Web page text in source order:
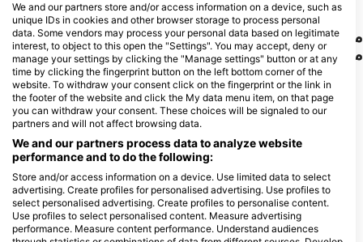
مراکز غواصی که از این سایت غواصی پذیرایی
می‌کنند
Ocean Dreams Tenerife
Calle El Coronel 8, 38650 Los
BARBARIAN DIVING
Avenida Juan Carlos I, 24, 38650
LOS CRISTIANOS, IC - اسپانیا
We and our partners store and/or access information on a device, such as
unique IDs in cookies and other browser storage to process personal
data. Some vendors may process your personal data based on legitimate
interest, to object to this open the "Settings". You may accept, deny or
manage your settings by clicking the "Manage settings" button or at any
time by clicking the fingerprint button on the left bottom corner of the
website. To withdraw your consent click on the fingerprint or the link in
the footer of the website and click the My data menu item, on that page
you can withdraw your consent. These choices will be signaled to our
partners and will not affect browsing data.
We and our partners process data to analyze website
performance and to do the following:
Store and/or access information on a device. Use limited data to select
advertising. Create profiles for personalised advertising. Use profiles to
select personalised advertising. Create profiles to personalise content.
Use profiles to select personalised content. Measure advertising
performance. Measure content performance. Understand audiences